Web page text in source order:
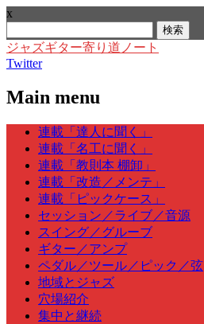
x
索:
ジャズギター寄り道ノート
Twitter
Main menu
Skip
content
連載「達人に聞く」
連載「名工に聞く」
連載「教則本 棚卸」
連載「改造／メンテ」
連載「ピックケース」
セッション／ライブ／音源
スイング／グルーブ
ギター／アンプ
ペダル／ツール／ピック／弦
地域とジャズ
穴場紹介
集中と継続